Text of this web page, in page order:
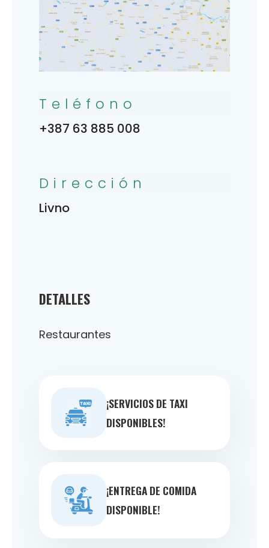
DETALLES
Restaurantes
¡SERVICIOS DE TAXI
DISPONIBLES!
¡ENTREGA DE COMIDA
DISPONIBLE!
Teléfono
+387 63 885 008
Dirección
Livno